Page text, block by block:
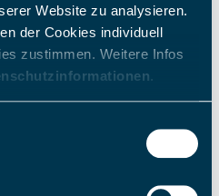
Website zu analysieren.
der Cookies individuell
zustimmen. Weitere Infos
.